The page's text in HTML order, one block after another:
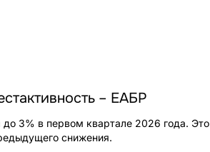
– ЕАБР
3% в первом квартале 2026 года. Это
снижения.